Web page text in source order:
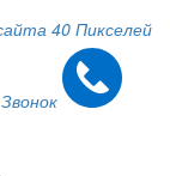
Звонок